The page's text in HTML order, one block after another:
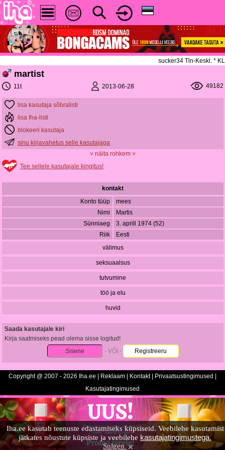
Iha.ee kasutab teenuste edastamiseks küpsiseid. Veebilehe kasutamist
jätkates nõustute küpsiste ja veebilehe kasutajatingimustega.
Sulgen
sucker34 Tln-Keskl. *
martist
11t 2013-06-28 49182
lisa kasutaja sõbralisti
lisa Iha-listi
blokeeri kasutaja
sinu kirjavahetus selle kasutajaga
˅ näita rohkem ˅
Tee sellele kasutajale kingitus!
kontakt
Konto tüüp
mees
Nimi
Martis
Sünniaeg
3. aprill 1974 (52)
Riik
Eesti
välimus
seksuaalsus
tutvumine
töö ja elu
huvid
Saada kasutajale kiri
Kirja saatmiseks pead olema sisse logitud!
Sisene
- VÕI - Registreeru
Copyright @ 2007 - 2026 Iha.ee | Reklaam Kontakt| Privaatsustingimused
Kasutajatingimused